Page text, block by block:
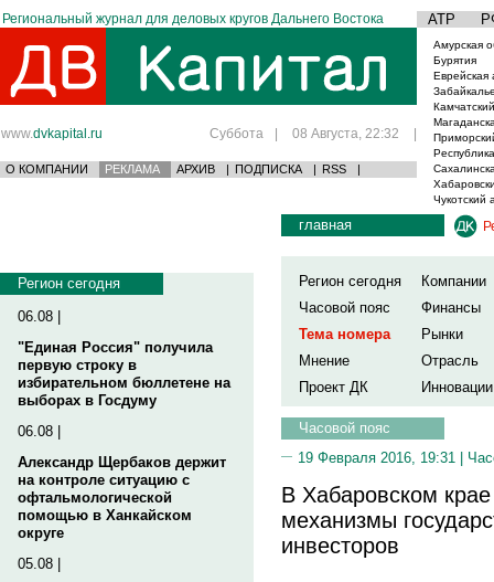
Региональный журнал для деловых кругов Дальнего Востока АТР
www.dvkapital.ru Суббота | 08 Августа, 22:32 |
О КОМПАНИИ РЕКЛАМА АРХИВ | ПОДПИСКА | RSS |
Амурская
Бурятия
Еврейская
Чукотский
Регион сегодня
06.08 |
"Единая Россия" получила
первую строку в
избирательном бюллетене на
выборах в Госдуму
06.08 |
Александр Щербаков держит
на контроле ситуацию с
офтальмологической
помощью в Ханкайском
округе
05.08 |
главная
Регион сегодня
Компании
Часовой пояс
Финансы
Тема номера
Рынки
Мнение
Отрасль
Проект ДК
Инновации
Часовой пояс
19 Февраля 2016, 19:31 |
В Хабаровском
механизмы
инвесторов